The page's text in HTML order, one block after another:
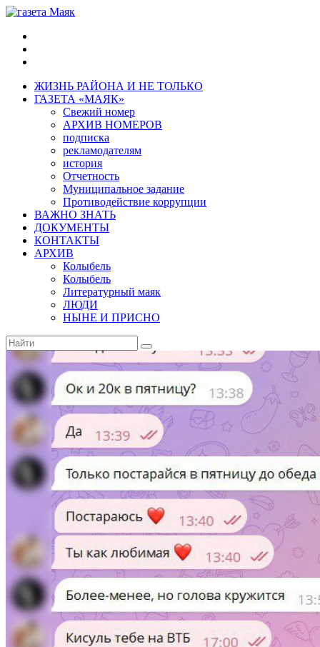
ЖИЗНЬ РАЙОНА И НЕ ТОЛЬКО
ГАЗЕТА «МАЯК»
Свежий номер
АРХИВ НОМЕРОВ
подписка
рекламодателям
история
Отчетность
Муниципальное задание
Противодействие коррупции
ВАЖНО ЗНАТЬ
ДОКУМЕНТЫ
КОНТАКТЫ
АРХИВ
Колыбель
Колыбель
Литературный маяк
ЛЮДИ
НЫНЕ И ПРИСНО